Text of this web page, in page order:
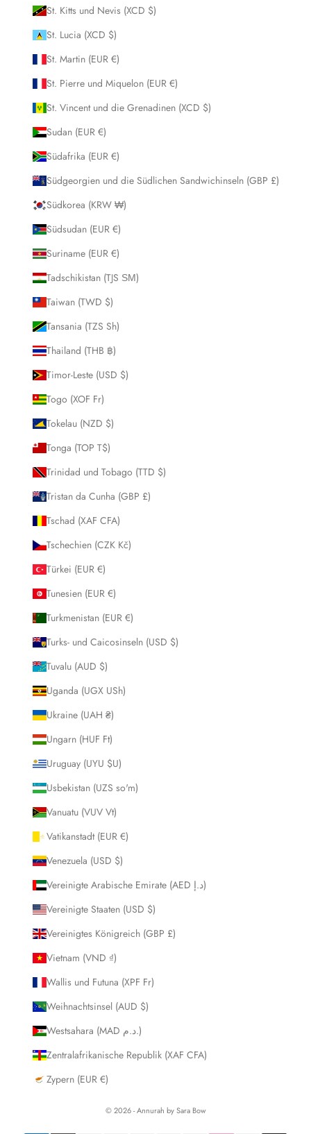
St. Kitts und Nevis (XCD $)
St. Lucia (XCD $)
St. Martin (EUR €)
St. Pierre und Miquelon (EUR €)
St. Vincent und die Grenadinen (XCD $)
Sudan (EUR €)
Südafrika (EUR €)
Südgeorgien und die Südlichen Sandwichinseln (GBP £)
Südkorea (KRW ₩)
Südsudan (EUR €)
Suriname (EUR €)
Tadschikistan (TJS ЅМ)
Taiwan (TWD $)
Tansania (TZS Sh)
Thailand (THB ฿)
Timor-Leste (USD $)
Togo (XOF Fr)
Tokelau (NZD $)
Tonga (TOP T$)
Trinidad und Tobago (TTD $)
Tristan da Cunha (GBP £)
Tschad (XAF CFA)
Tschechien (CZK Kč)
Türkei (EUR €)
Tunesien (EUR €)
Turkmenistan (EUR €)
Turks- und Caicosinseln (USD $)
Tuvalu (AUD $)
Uganda (UGX USh)
Ukraine (UAH ₴)
Ungarn (HUF Ft)
Uruguay (UYU $U)
Usbekistan (UZS so'm)
Vanuatu (VUV Vt)
Vatikanstadt (EUR €)
Venezuela (USD $)
Vereinigte Arabische Emirate (AED د.إ)
Vereinigte Staaten (USD $)
Vereinigtes Königreich (GBP £)
Vietnam (VND ₫)
Wallis und Futuna (XPF Fr)
Weihnachtsinsel (AUD $)
Westsahara (MAD د.م.)
Zentralafrikanische Republik (XAF CFA)
Zypern (EUR €)
© 2026 - Annurah by Sara Bow